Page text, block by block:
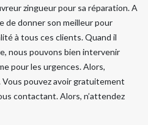
zingueur pour sa réparation. A
de donner son meilleur pour
à tous ces clients. Quand il
nous pouvons bien intervenir
pour les urgences. Alors,
Vous pouvez avoir gratuitement
contactant. Alors, n’attendez